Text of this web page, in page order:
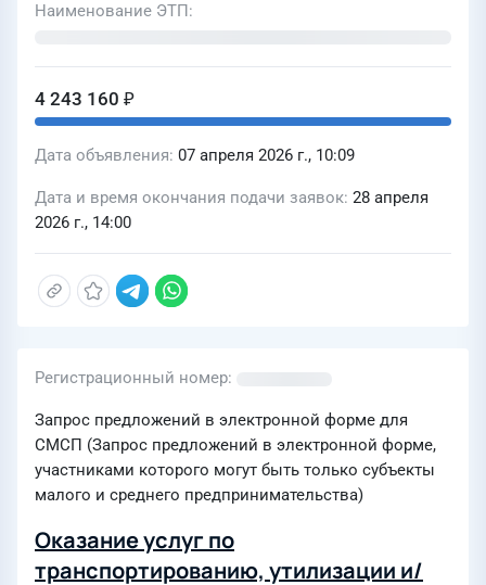
Наименование ЭТП
4 243 160 ₽
Дата объявления 07 апреля 2026 г., 10:09
Дата и время окончания подачи заявок 28 апреля
2026 г., 14:00
Регистрационный номер
Запрос предложений в электронной форме для
СМСП (Запрос предложений в электронной форме,
участниками которого могут быть только субъекты
малого и среднего предпринимательства)
Оказание услуг по
транспортированию, утилизации и/